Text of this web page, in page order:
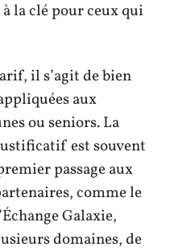
la clé pour ceux qui
il s’agit de bien
aux
ou seniors. La
est souvent
passage aux
comme le
Galaxie,
domaines, de